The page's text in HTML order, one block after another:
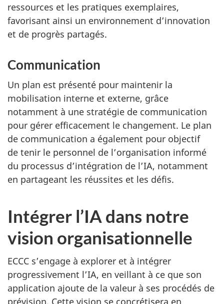
ressources et les pratiques exemplaires,
favorisant ainsi un environnement d’innovation
et de progrès partagés.
Communication
Un plan est présenté pour maintenir la
mobilisation interne et externe, grâce
notamment à une stratégie de communication
pour gérer efficacement le changement. Le plan
de communication a également pour objectif
de tenir le personnel de l’organisation informé
du processus d’intégration de l’IA, notamment
en partageant les réussites et les défis.
Intégrer l’IA dans notre
vision organisationnelle
ECCC s’engage à explorer et à intégrer
progressivement l’IA, en veillant à ce que son
application ajoute de la valeur à ses procédés de
prévision. Cette vision se concrétisera en